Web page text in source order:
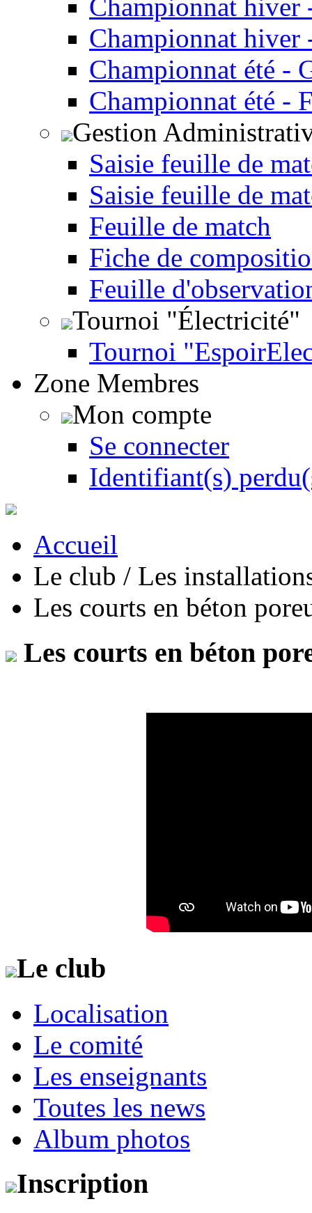
Championnat hiver
Championnat hiver
Championnat été -
Championnat été -
Gestion
Saisie feuille de
Saisie feuille de
Feuille de match
Fiche de
Feuille
Tournoi "Électricité"
Tournoi
Zone Membres
Mon compte
Se connecter
Identifiant(s)
Accueil
Le club / Les
Les courts en béton
Les courts en béton
Le club
Localisation
Le comité
Les enseignants
Toutes les news
Album photos
Inscription